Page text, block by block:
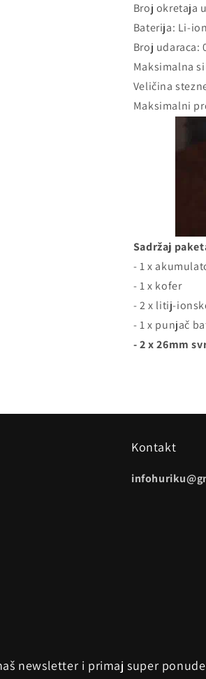
Broj okretaja
Baterija: Li-
Broj udaraca:
Maksimalna
Veličina
Maksimalni
Sadržaj
- 1 x
- 1 x kofer
- 2 x litij-
- 1 x punjač
- 2 x 26mm
Kontakt
newsletter i primaj super